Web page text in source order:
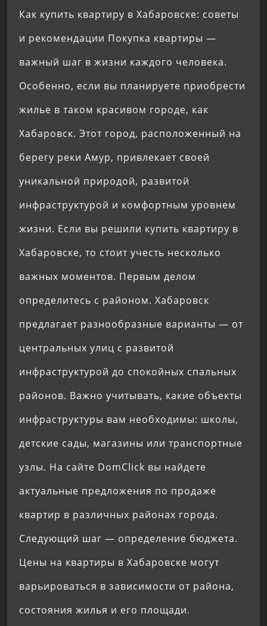
Как купить квартиру в Хабаровске: советы
и рекомендации Покупка квартиры —
важный шаг в жизни каждого человека.
Особенно, если вы планируете приобрести
жилье в таком красивом городе, как
Хабаровск. Этот город, расположенный на
берегу реки Амур, привлекает своей
уникальной природой, развитой
инфраструктурой и комфортным уровнем
жизни. Если вы решили купить квартиру в
Хабаровске, то стоит учесть несколько
важных моментов. Первым делом
определитесь с районом. Хабаровск
предлагает разнообразные варианты — от
центральных улиц с развитой
инфраструктурой до спокойных спальных
районов. Важно учитывать, какие объекты
инфраструктуры вам необходимы: школы,
детские сады, магазины или транспортные
узлы. На сайте DomClick вы найдете
актуальные предложения по продаже
квартир в различных районах города.
Следующий шаг — определение бюджета.
Цены на квартиры в Хабаровске могут
варьироваться в зависимости от района,
состояния жилья и его площади.